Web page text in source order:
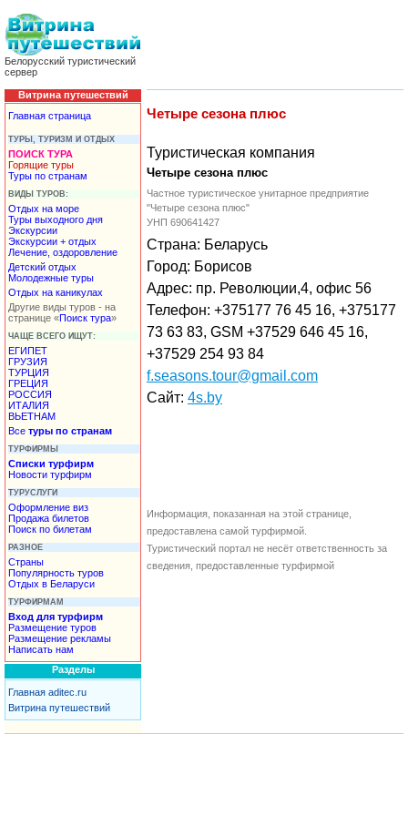
Белорусский туристический
сервер
Витрина путешествий
Главная страница
ТУРЫ, ТУРИЗМ И ОТДЫХ
ПОИСК ТУРА
Горящие туры
Туры по странам
ВИДЫ ТУРОВ:
Отдых на море
Туры выходного дня
Экскурсии
Экскурсии + отдых
Лечение, оздоровление
Детский отдых
Молодежные туры
Отдых на каникулах
Другие виды туров - на
странице «Поиск тура»
ЧАЩЕ ВСЕГО ИЩУТ:
ЕГИПЕТ
ГРУЗИЯ
ТУРЦИЯ
ГРЕЦИЯ
РОССИЯ
ИТАЛИЯ
ВЬЕТНАМ
Все туры по странам
ТУРФИРМЫ
Списки турфирм
Новости турфирм
ТУРУСЛУГИ
Оформление виз
Продажа билетов
Поиск по билетам
РАЗНОЕ
Страны
Популярность туров
Отдых в Беларуси
ТУРФИРМАМ
Вход для турфирм
Размещение туров
Размещение рекламы
Написать нам
Разделы
Главная aditec.ru
Витрина путешествий
Четыре сезона плюс
Туристическая компания
Четыре сезона плюс
Частное туристическое унитарное предприятие
"Четыре сезона плюс"
УНП 690641427
Страна: Беларусь
Город: Борисов
Адрес: пр. Революции,4, офис 56
Телефон: +375177 76 45 16, +375177
73 63 83, GSM +37529 646 45 16,
+37529 254 93 84
f.seasons.tour@gmail.com
Сайт: 4s.by
Информация, показанная на этой странице,
предоставлена самой турфирмой.
Туристический портал не несёт ответственность за
сведения, предоставленные турфирмой